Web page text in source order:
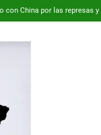
con China por las represas y
con China por las represas y
en 2025/26, con China